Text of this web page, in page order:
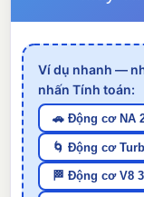
Ví dụ nhanh —
nhấn Tính toán:
🚗 Động cơ NA
🌀 Động cơ
🏁 Động cơ V8